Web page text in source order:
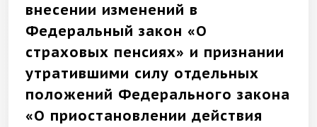
внесении изменений в
Федеральный закон «О
страховых пенсиях» и признании
утратившими силу отдельных
положений Федерального закона
«О приостановлении действия